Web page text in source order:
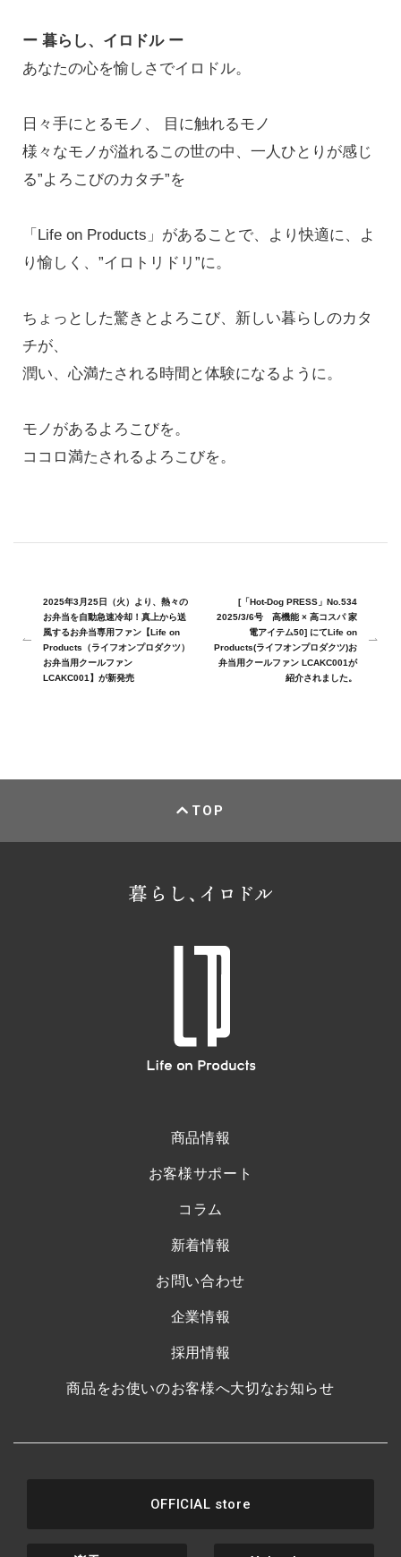
ー 暮らし、イロドル ー
あなたの心を愉しさでイロドル。
日々手にとるモノ、 目に触れるモノ
様々なモノが溢れるこの世の中、一人ひとりが感じ
る”よろこびのカタチ”を
「Life on Products」があることで、より快適に、よ
り愉しく、”イロトリドリ”に。
ちょっとした驚きとよろこび、新しい暮らしのカタ
チが、
潤い、心満たされる時間と体験になるように。
モノがあるよろこびを。
ココロ満たされるよろこびを。
2025年3月25日（火）より、熱々の
お弁当を自動急速冷却！真上から送
風するお弁当専用ファン【Life on
Products（ライフオンプロダクツ）
お弁当用クールファン
LCAKC001】が新発売
[「Hot-Dog PRESS」No.534
2025/3/6号 高機能 × 高コスパ 家
電アイテム50] にてLife on
Products(ライフオンプロダクツ)お
弁当用クールファン LCAKC001が
紹介されました。
TOP
商品情報
お客様サポート
コラム
新着情報
お問い合わせ
企業情報
採用情報
商品をお使いのお客様へ大切なお知らせ
OFFICIAL store